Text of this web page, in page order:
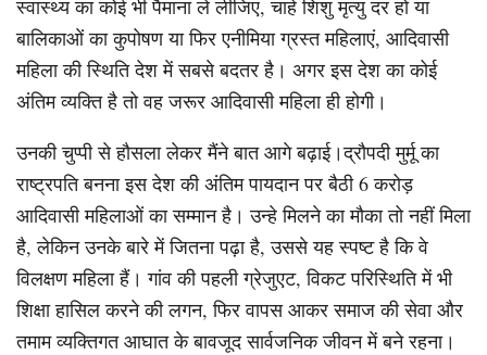
स्वास्थ्य का कोई भी पैमाना ले लीजिए, चाहे शिशु मृत्यु दर हो या
बालिकाओं का कुपोषण या फिर एनीमिया ग्रस्त महिलाएं, आदिवासी
महिला की स्थिति देश में सबसे बदतर है। अगर इस देश का कोई
अंतिम व्यक्ति है तो वह जरूर आदिवासी महिला ही होगी।
उनकी चुप्पी से हौसला लेकर मैंने बात आगे बढ़ाई।द्रौपदी मुर्मू का
राष्ट्रपति बनना इस देश की अंतिम पायदान पर बैठी 6 करोड़
आदिवासी महिलाओं का सम्मान है। उन्हे मिलने का मौका तो नहीं मिला
है, लेकिन उनके बारे में जितना पढ़ा है, उससे यह स्पष्ट है कि वे
विलक्षण महिला हैं। गांव की पहली ग्रेजुएट, विकट परिस्थिति में भी
शिक्षा हासिल करने की लगन, फिर वापस आकर समाज की सेवा और
तमाम व्यक्तिगत आघात के बावजूद सार्वजनिक जीवन में बने रहना।